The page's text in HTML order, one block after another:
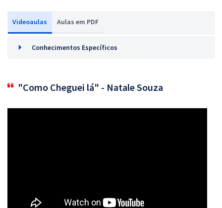
Videoaulas Aulas em PDF
Conhecimentos Específicos
"Como Cheguei lá" - Natale Souza